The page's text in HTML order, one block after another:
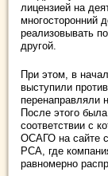
лицензией на
многосторонний
реализовывать
другой.
При этом, в
выступили
перенаправляли
После этого
соответствии с
ОСАГО на сайте
РСА, где
равномерно